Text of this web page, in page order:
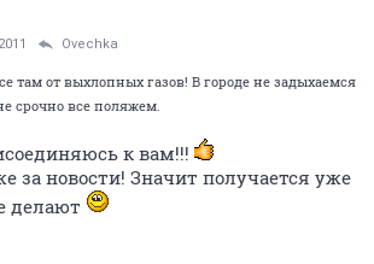
Ovechka
там от выхлопных газов! В городе не задыхаемся
срочно все поляжем.
к вам!!!
за новости! Значит получается уже
делают